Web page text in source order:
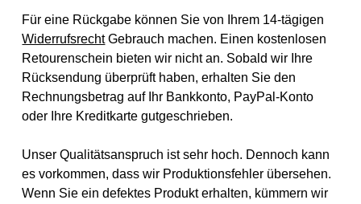
Für eine Rückgabe können Sie von Ihrem 14-tägigen
WiderrufsrechtGebrauch machen. Einen kostenlosen
Retourenschein bieten wir nicht an. Sobald wir Ihre
Rücksendung überprüft haben, erhalten Sie den
Rechnungsbetrag auf Ihr Bankkonto, PayPal-Konto
oder Ihre Kreditkarte gutgeschrieben.
Unser Qualitätsanspruch ist sehr hoch. Dennoch kann
es vorkommen, dass wir Produktionsfehler übersehen.
Wenn Sie ein defektes Produkt erhalten, kümmern wir